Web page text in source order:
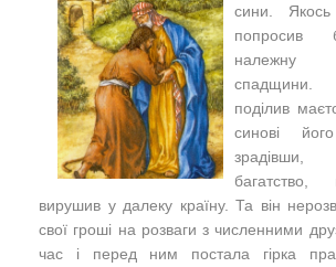
сини.
попросив
поділив
синові
вирушив у далеку країну. Та він
свої гроші на розваги з численними
час і перед ним постала гірка